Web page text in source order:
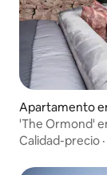
Apartamento
'The Ormond'
Calidad-precio ·